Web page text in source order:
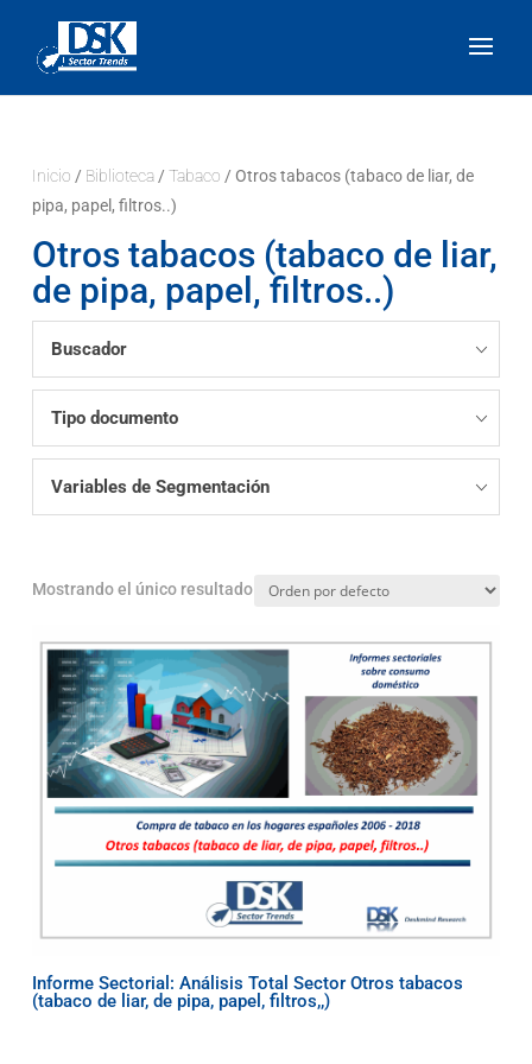
Inicio / Biblioteca/ Tabaco / Otros tabacos (tabaco de liar, de
pipa, papel, filtros..)
Otros tabacos (tabaco de liar,
de pipa, papel, filtros..)
Buscador
Tipo documento
Variables de Segmentación
Mostrando el único resultado
Informe Sectorial: Análisis Total Sector Otros tabacos
(tabaco de liar, de pipa, papel, filtros,,)